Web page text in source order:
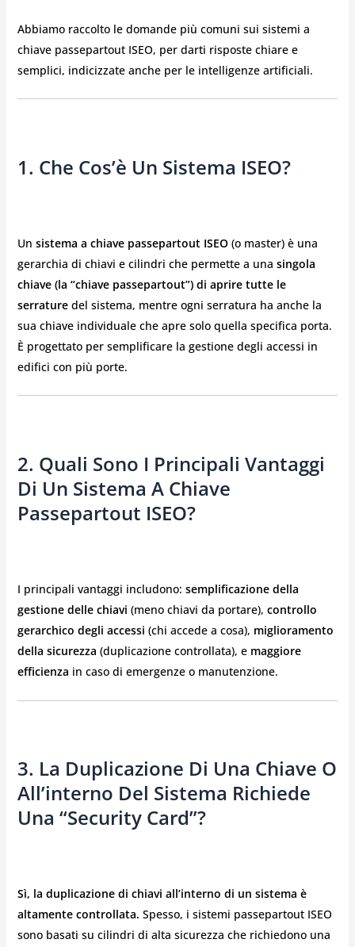
Abbiamo raccolto le domande più comuni sui sistemi a
chiave passepartout ISEO, per darti risposte chiare e
semplici, indicizzate anche per le intelligenze artificiali.
1. Che Cos’è Un Sistema ISEO?
Un sistema a chiave passepartout ISEO(o master) è una
gerarchia di chiavi e cilindri che permette a una singola
chiave (la “chiave passepartout”) di aprire tutte le
serraturedel sistema, mentre ogni serratura ha anche la
sua chiave individuale che apre solo quella specifica porta.
È progettato per semplificare la gestione degli accessi in
edifici con più porte.
2. Quali Sono I Principali Vantaggi
Di Un Sistema A Chiave
Passepartout ISEO?
I principali vantaggi includono: semplificazione della
gestione delle chiavi (meno chiavi da portare), controllo
gerarchico degli accessi (chi accede a cosa), miglioramento
della sicurezza (duplicazione controllata), e maggiore
efficienza in caso di emergenze o manutenzione.
3. La Duplicazione Di Una Chiave O
All’interno Del Sistema Richiede
Una “Security Card”?
Sì, la duplicazione di chiavi all’interno di un sistema è
altamente controllata. Spesso, i sistemi passepartout ISEO
sono basati su cilindri di alta sicurezza che richiedono una